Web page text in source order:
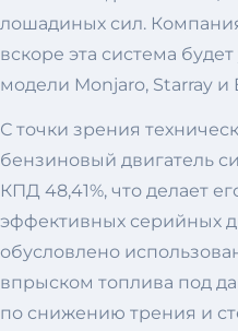
лошадиных сил.
вскоре эта система
модели Monjaro, Starray и
С точки зрения
бензиновый двигатель
КПД 48,41%, что делает
эффективных серийных
обусловлено
впрыском топлива под
по снижению трения и